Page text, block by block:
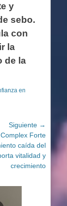
y
sebo.
con
la
de la
en
Siguiente →
Forte
caída del
vitalidad y
crecimiento